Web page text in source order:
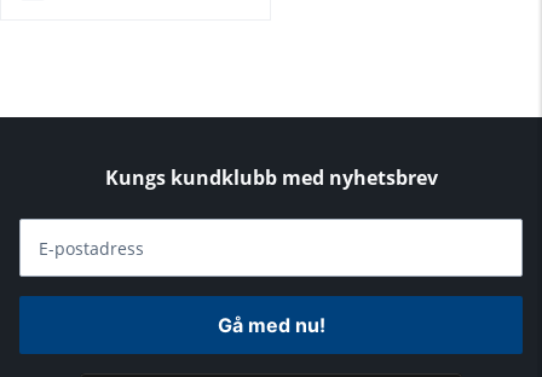
Kungs kundklubb med nyhetsbrev
E-postadress
Gå med nu!